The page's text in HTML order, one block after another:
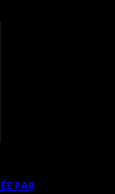
PAR